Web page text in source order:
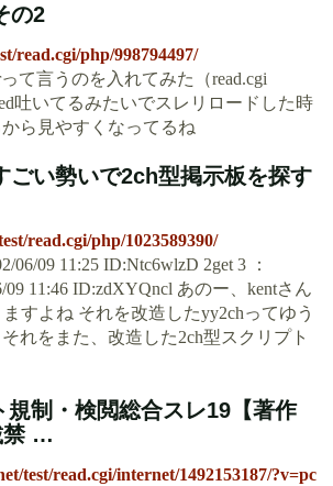
の2
read.cgi/php/998794497/
て言うのを入れてみた（read.cgi
吐いてるみたいでスレリロードした時
ら見やすくなってるね
ごい勢いで2ch型掲示板を探す
read.cgi/php/1023589390/
06/09 11:25 ID:Ntc6wlzD 2get 3 ：
09 11:46 ID:zdXYQncl あのー、kentさん
すよね それを改造したyy2chってゆう
れをまた、改造した2ch型スクリプト
規制・検閲総合スレ19【著作
禁 …
test/read.cgi/internet/1492153187/?v=pc